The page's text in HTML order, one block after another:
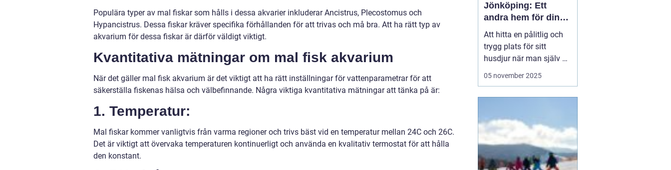
Populära typer av mal fiskar som hålls i dessa akvarier inkluderar Ancistrus, Plecostomus och
Hypancistrus. Dessa fiskar kräver specifika förhållanden för att trivas och må bra. Att ha rätt typ av
akvarium för dessa fiskar är därför väldigt viktigt.
Kvantitativa mätningar om mal fisk akvarium
När det gäller mal fisk akvarium är det viktigt att ha rätt inställningar för vattenparametrar för att
säkerställa fiskenas hälsa och välbefinnande. Några viktiga kvantitativa mätningar att tänka på är:
1. Temperatur:
Mal fiskar kommer vanligtvis från varma regioner och trivs bäst vid en temperatur mellan 24C och 26C.
Det är viktigt att övervaka temperaturen kontinuerligt och använda en kvalitativ termostat för att hålla
den konstant.
Jönköping: Ett
andra hem för din
katt
Att hitta en pålitlig och
trygg plats för sitt
husdjur när man själv är
på resande fot kan
lösningen vara att lämna
katten...
05 november 2025